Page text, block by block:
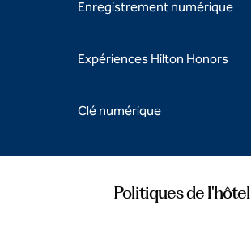
Enregistrement numérique
Expériences Hilton Honors
Clé numérique
Politiques de l'hôtel